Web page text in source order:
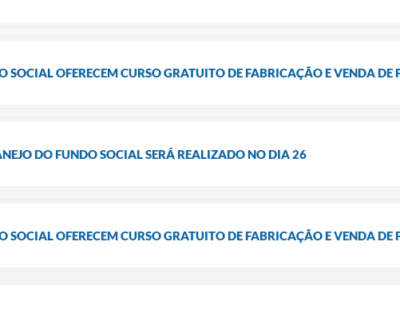
SOCIAL OFERECEM CURSO GRATUITO DE FABRICAÇÃO E VENDA DE
DO FUNDO SOCIAL SERÁ REALIZADO NO DIA 26
SOCIAL OFERECEM CURSO GRATUITO DE FABRICAÇÃO E VENDA DE